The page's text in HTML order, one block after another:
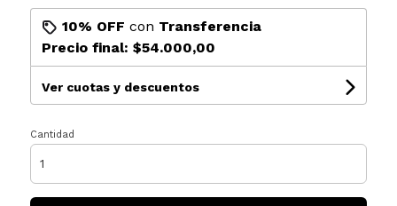
10% OFF con Transferencia
Precio final: $54.000,00
Ver cuotas y descuentos
Cantidad